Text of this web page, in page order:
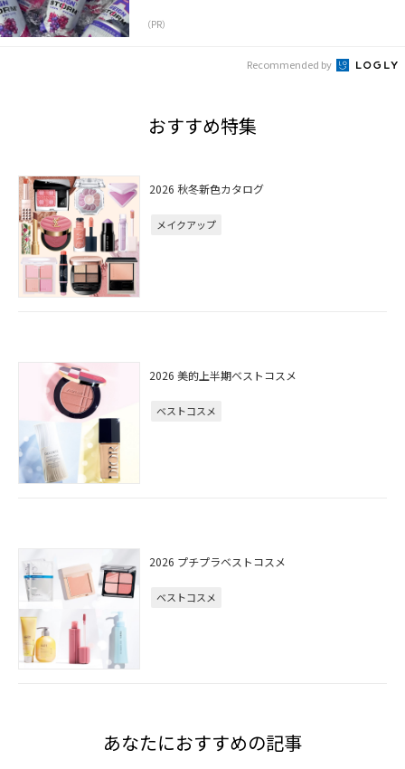
（PR）
Recommended by
おすすめ特集
2026 秋冬新色カタログ
メイクアップ
2026 美的上半期ベストコスメ
ベストコスメ
2026 プチプラベストコスメ
ベストコスメ
あなたにおすすめの記事